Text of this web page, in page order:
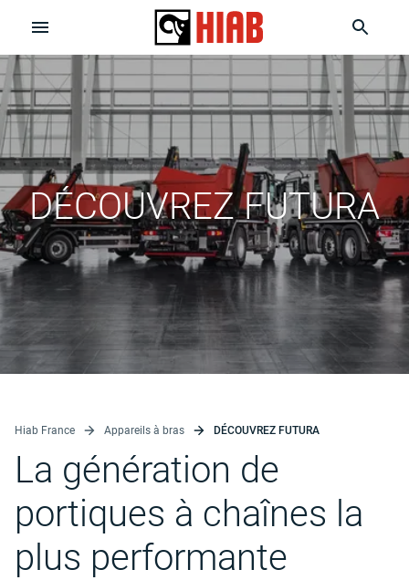
DÉCOUVREZ FUTURA
Hiab France Appareils à bras DÉCOUVREZ FUTURA
La génération de
portiques à chaînes la
plus performante